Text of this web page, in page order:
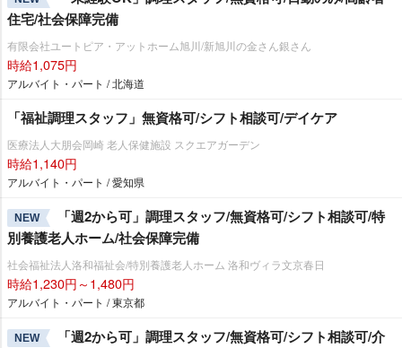
住宅/社会保障完備
有限会社ユートピア・アットホーム旭川/新旭川の金さん銀さん
時給1,075円
アルバイト・パート / 北海道
「福祉調理スタッフ」無資格可/シフト相談可/デイケア
医療法人大朋会岡崎 老人保健施設 スクエアガーデン
時給1,140円
アルバイト・パート / 愛知県
NEW
「週2から可」調理スタッフ/無資格可/シフト相談可/特
別養護老人ホーム/社会保障完備
社会福祉法人洛和福祉会/特別養護老人ホーム 洛和ヴィラ文京春日
時給1,230円～1,480円
アルバイト・パート / 東京都
NEW
「週2から可」調理スタッフ/無資格可/シフト相談可/介